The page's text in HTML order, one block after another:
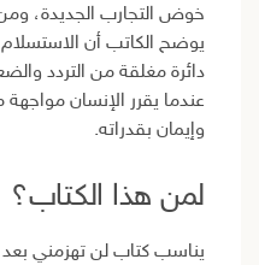
خوض التجارب الجديدة،
يوضح الكاتب أن الاستسلام
دائرة مغلقة من التردد
عندما يقرر الإنسان
وإيمان بقدراته.
لمن هذا الكتاب؟
يناسب كتاب لن تهزمني